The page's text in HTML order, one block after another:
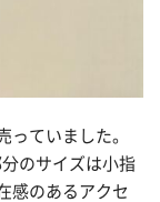
っていました。
のサイズは小指
感のあるアクセ